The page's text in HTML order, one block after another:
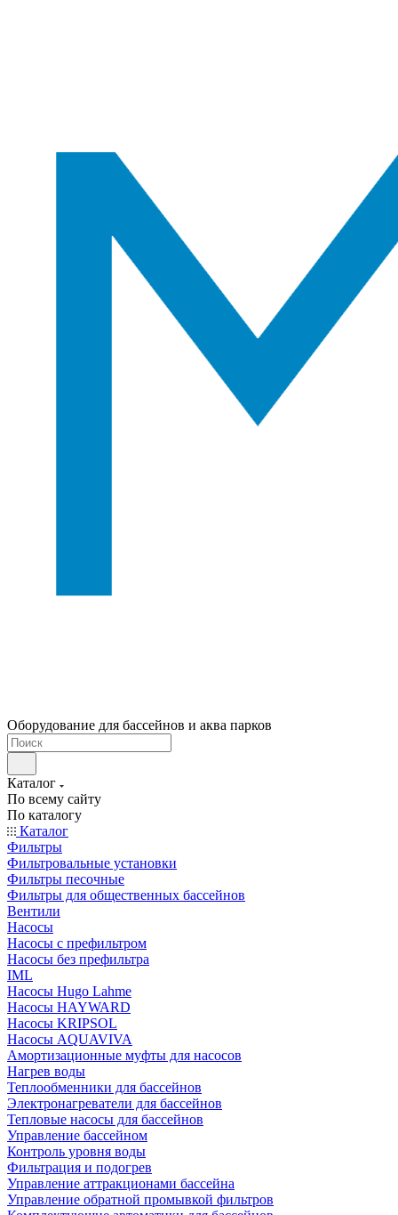
Оборудование для бассейнов и аква парков
Каталог
По всему сайту
По каталогу
Каталог
Фильтры
Фильтровальные установки
Фильтры песочные
Фильтры для общественных бассейнов
Вентили
Насосы
Насосы с префильтром
Насосы без префильтра
IML
Насосы Hugo Lahme
Насосы HAYWARD
Насосы KRIPSOL
Насосы AQUAVIVA
Амортизационные муфты для насосов
Нагрев воды
Теплообменники для бассейнов
Электронагреватели для бассейнов
Тепловые насосы для бассейнов
Управление бассейном
Контроль уровня воды
Фильтрация и подогрев
Управление аттракционами бассейна
Управление обратной промывкой фильтров